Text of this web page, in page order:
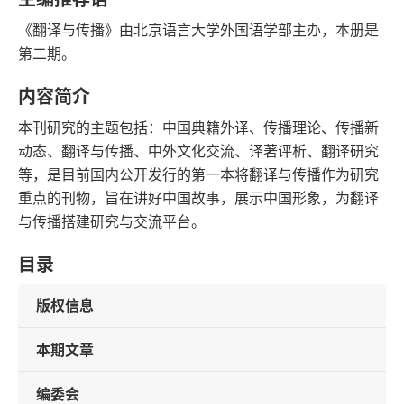
《翻译与传播》由北京语言大学外国语学部主办，本册是
第二期。
内容简介
本刊研究的主题包括：中国典籍外译、传播理论、传播新
动态、翻译与传播、中外文化交流、译著评析、翻译研究
等，是目前国内公开发行的第一本将翻译与传播作为研究
重点的刊物，旨在讲好中国故事，展示中国形象，为翻译
与传播搭建研究与交流平台。
目录
版权信息
本期文章
编委会